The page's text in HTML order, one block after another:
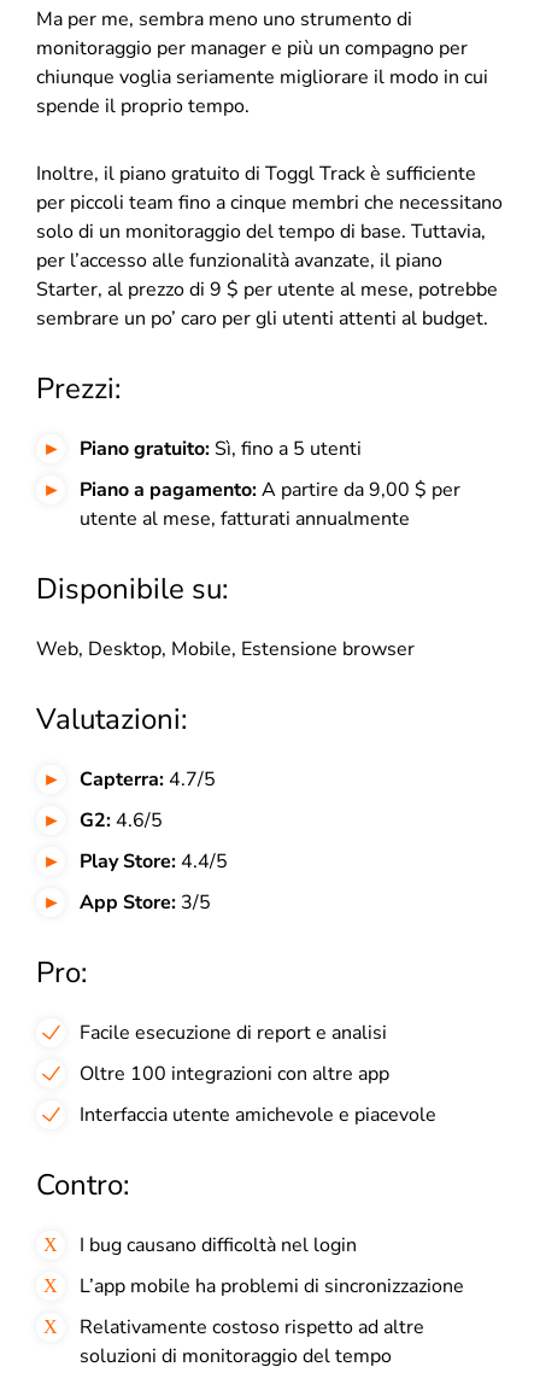
Ma per me, sembra meno uno strumento di
monitoraggio per manager e più un compagno per
chiunque voglia seriamente migliorare il modo in cui
spende il proprio tempo.
Inoltre, il piano gratuito di Toggl Track è sufficiente
per piccoli team fino a cinque membri che necessitano
solo di un monitoraggio del tempo di base. Tuttavia,
per l’accesso alle funzionalità avanzate, il piano
Starter, al prezzo di 9 $ per utente al mese, potrebbe
sembrare un po’ caro per gli utenti attenti al budget.
Prezzi:
Piano gratuito: Sì, fino a 5 utenti
Piano a pagamento:A partire da 9,00 $ per
utente al mese, fatturati annualmente
Disponibile su:
Web, Desktop, Mobile, Estensione browser
Valutazioni:
Capterra:4.7/5
G2:4.6/5
Play Store:4.4/5
App Store: 3/5
Pro:
Facile esecuzione di report e analisi
Oltre 100 integrazioni con altre app
Interfaccia utente amichevole e piacevole
Contro:
I bug causano difficoltà nel login
L’app mobile ha problemi di sincronizzazione
Relativamente costoso rispetto ad altre
soluzioni di monitoraggio del tempo